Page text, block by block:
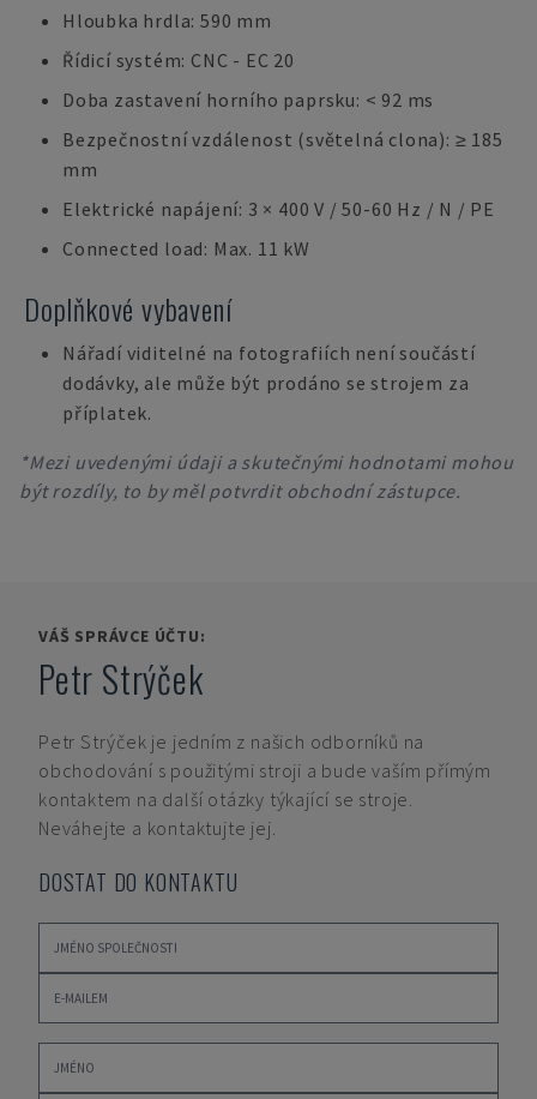
Hloubka hrdla: 590 mm
Řídicí systém: CNC - EC 20
Doba zastavení horního paprsku: < 92 ms
Bezpečnostní vzdálenost (světelná clona): ≥ 185
mm
Elektrické napájení: 3 × 400 V / 50-60 Hz / N / PE
Connected load: Max. 11 kW
Doplňkové vybavení
Nářadí viditelné na fotografiích není součástí
dodávky, ale může být prodáno se strojem za
příplatek.
*Mezi uvedenými údaji a skutečnými hodnotami mohou
být rozdíly, to by měl potvrdit obchodní zástupce.
VÁŠ SPRÁVCE ÚČTU:
Petr Strýček
Petr Strýček je jedním z našich odborníků na
obchodování s použitými stroji a bude vaším přímým
kontaktem na další otázky týkající se stroje.
Neváhejte a kontaktujte jej.
DOSTAT DO KONTAKTU